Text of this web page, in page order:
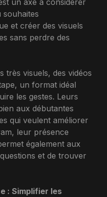
souhaites
et créer des visuels
sans perdre des
très visuels, des vidéos
un format idéal
les gestes. Leurs
aux débutantes
qui veulent améliorer
leur présence
également aux
et de trouver
: Simplifier les